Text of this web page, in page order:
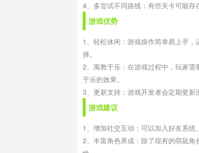
4、多尝试不同路线：有些关卡可能存
游戏优势
1、轻松休闲：游戏操作简单易上手
择。
2、寓教于乐：在游戏过程中，玩家
于乐的效果。
3、更新支持：游戏开发者会定期更新
游戏建议
1、增加社交互动：可以加入好友系统
2、丰富角色养成：除了现有的萌鼠